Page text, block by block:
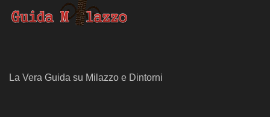
La Vera Guida su Milazzo e Dintorni